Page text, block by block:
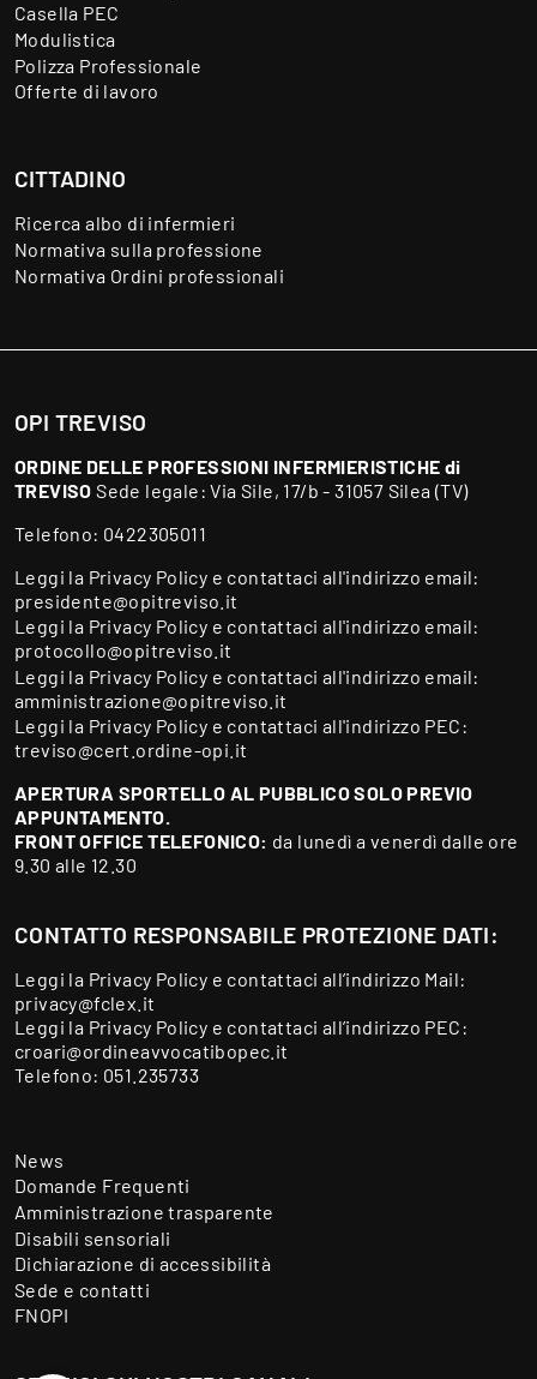
Casella PEC
Modulistica
Polizza Professionale
Offerte di lavoro
CITTADINO
Ricerca albo di infermieri
Normativa sulla professione
Normativa Ordini professionali
OPI TREVISO
ORDINE DELLE PROFESSIONI INFERMIERISTICHE di
TREVISO Sede legale: Via Sile, 17/b - 31057 Silea (TV)
Telefono: 0422305011
Leggi la Privacy Policy e contattaci all'indirizzo email:
presidente@opitreviso.it
Leggi la Privacy Policy e contattaci all'indirizzo email:
protocollo@opitreviso.it
Leggi la Privacy Policy e contattaci all'indirizzo email:
amministrazione@opitreviso.it
Leggi la Privacy Policy e contattaci all'indirizzo PEC:
treviso@cert.ordine-opi.it
APERTURA SPORTELLO AL PUBBLICO SOLO PREVIO
APPUNTAMENTO.
FRONT OFFICE TELEFONICO: da lunedì a venerdì dalle ore
9.30 alle 12.30
CONTATTO RESPONSABILE PROTEZIONE DATI:
Leggi la Privacy Policy e contattaci all’indirizzo Mail:
privacy@fclex.it
Leggi la Privacy Policy e contattaci all’indirizzo PEC:
croari@ordineavvocatibopec.it
Telefono: 051.235733
News
Domande Frequenti
Amministrazione trasparente
Disabili sensoriali
Dichiarazione di accessibilità
Sede e contatti
FNOPI